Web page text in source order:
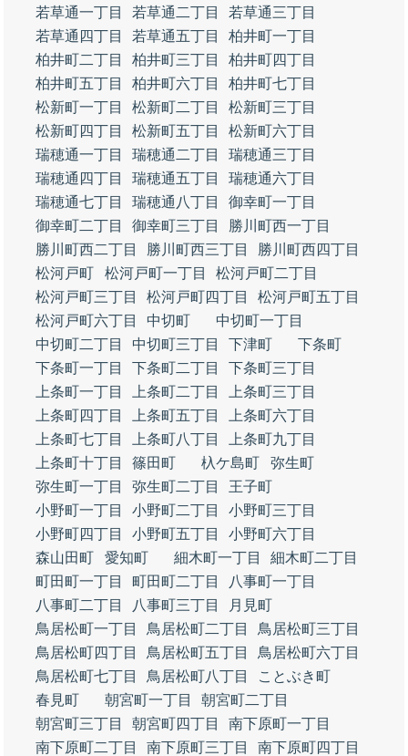
若草通一丁目
若草通二丁目
若草通三丁目
若草通四丁目
若草通五丁目
柏井町一丁目
柏井町二丁目
柏井町三丁目
柏井町四丁目
柏井町五丁目
柏井町六丁目
柏井町七丁目
松新町一丁目
松新町二丁目
松新町三丁目
松新町四丁目
松新町五丁目
松新町六丁目
瑞穂通一丁目
瑞穂通二丁目
瑞穂通三丁目
瑞穂通四丁目
瑞穂通五丁目
瑞穂通六丁目
瑞穂通七丁目
瑞穂通八丁目
御幸町一丁目
御幸町二丁目
御幸町三丁目
勝川町西一丁目
勝川町西二丁目
勝川町西三丁目
勝川町西四丁目
松河戸町
松河戸町一丁目
松河戸町二丁目
松河戸町三丁目
松河戸町四丁目
松河戸町五丁目
松河戸町六丁目
中切町
中切町一丁目
中切町二丁目
中切町三丁目 下津町
下条町
下条町一丁目
下条町二丁目
下条町三丁目
上条町一丁目
上条町二丁目
上条町三丁目
上条町四丁目
上条町五丁目
上条町六丁目
上条町七丁目
上条町八丁目
上条町九丁目
上条町十丁目
篠田町 杁ケ島町
弥生町
弥生町一丁目
弥生町二丁目
王子町
小野町一丁目
小野町二丁目
小野町三丁目
小野町四丁目
小野町五丁目
小野町六丁目
森山田町
愛知町 細木町一丁目
細木町二丁目
町田町一丁目
町田町二丁目
八事町一丁目
八事町二丁目
八事町三丁目
月見町
鳥居松町一丁目
鳥居松町二丁目
鳥居松町三丁目
鳥居松町四丁目
鳥居松町五丁目
鳥居松町六丁目
鳥居松町七丁目
鳥居松町八丁目
ことぶき町
春見町
朝宮町一丁目
朝宮町二丁目
朝宮町三丁目
朝宮町四丁目
南下原町一丁目
南下原町二丁目
南下原町三丁目
南下原町四丁目